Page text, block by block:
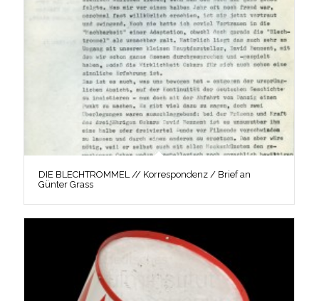
DIE BLECHTROMMEL // Korrespondenz / Brief an
Günter Grass